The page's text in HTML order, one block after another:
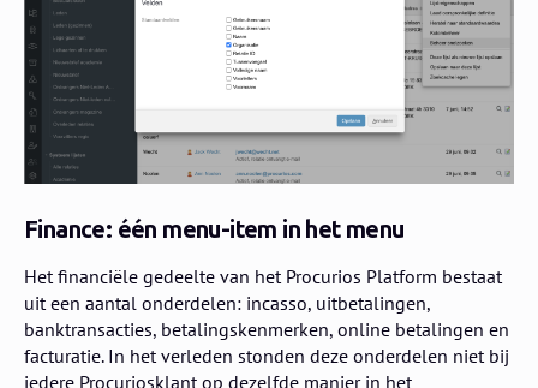
Finance: één menu-item in het menu
Het financiële gedeelte van het Procurios Platform bestaat
uit een aantal onderdelen: incasso, uitbetalingen,
banktransacties, betalingskenmerken, online betalingen en
facturatie. In het verleden stonden deze onderdelen niet bij
iedere Procuriosklant op dezelfde manier in het